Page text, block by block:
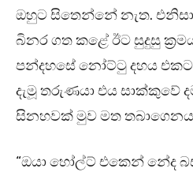
ඔහුට සිතෙන්නේ නැත.
බිනර ගත කළේ ඊට සුදුසු
පන්දහසේ නෝට්ටු දහය
දැමූ තරුණයා එය සාක්කුවේ
සිනහවක් මුව මත
“ඔයා හෝල්ට් එකෙන් නේද